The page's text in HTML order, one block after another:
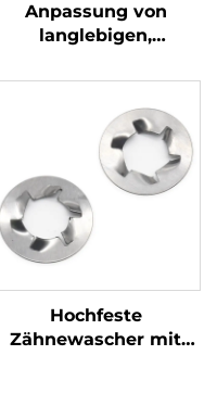
Anpassung von
langlebigen,
U-förmigen
Metallklemmen, mit
Chromnickel
beschichtet,
Rohrspangen zur
Rohrbefestigung
Hochfeste
Zähnewascher mit